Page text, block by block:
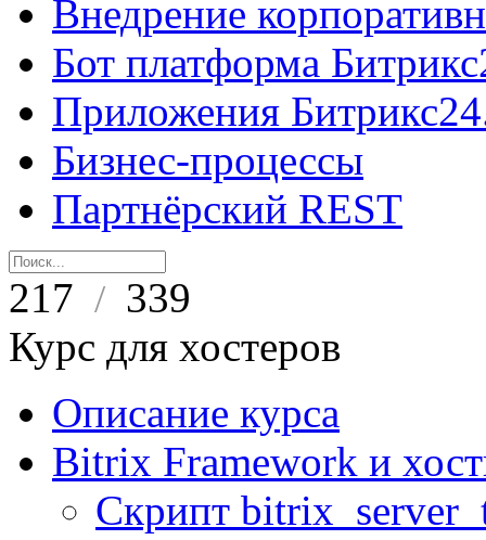
Внедрение
Бот платформа
Приложения
Бизнес-процессы
Партнёрский REST
217 / 339
Курс для хостеров
Описание курса
Bitrix Framework и
Скрипт